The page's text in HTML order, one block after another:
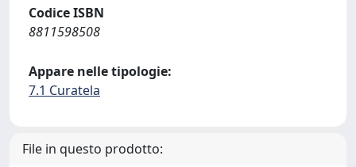
Codice ISBN
8811598508
Appare nelle tipologie:
7.1 Curatela
File in questo prodotto: